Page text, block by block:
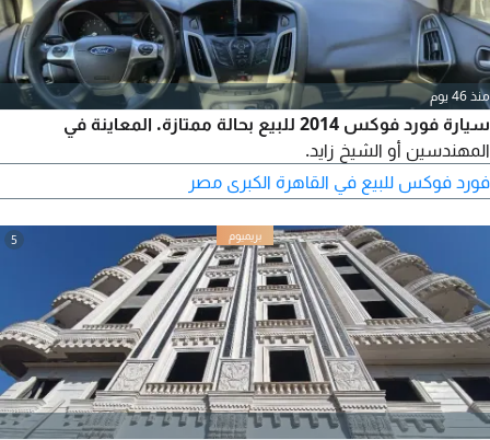
منذ 46 يوم
سيارة فورد فوكس 2014 للبيع بحالة ممتازة. المعاينة في
المهندسين أو الشيخ زايد.
فورد فوكس للبيع في القاهرة الكبرى مصر
5